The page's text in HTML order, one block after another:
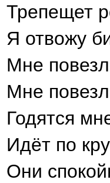
Трепещет
Я отвожу
Мне
Мне
Годятся
Идёт по
Они